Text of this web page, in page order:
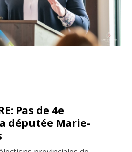
Pas de 4e
députée Marie-